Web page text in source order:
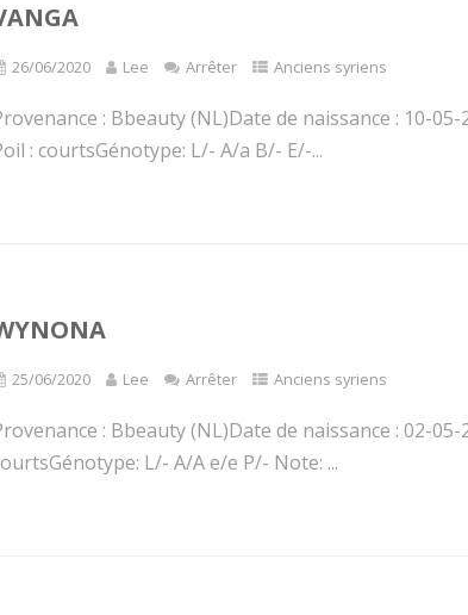
26/06/2020 Lee Arrêter Anciens syriens
: Bbeauty (NL)Date de naissance : 10-
: courtsGénotype: L/- A/a B/- E/-...
25/06/2020 Lee Arrêter Anciens syriens
: Bbeauty (NL)Date de naissance : 02-
L/- A/A e/e P/- Note: ...